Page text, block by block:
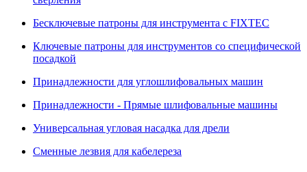
Бесключевые патроны для инструмента с FIXTEC
Ключевые патроны для инструментов со специфической
посадкой
Принадлежности для углошлифовальных машин
Принадлежности - Прямые шлифовальные машины
Универсальная угловая насадка для дрели
Сменные лезвия для кабелереза